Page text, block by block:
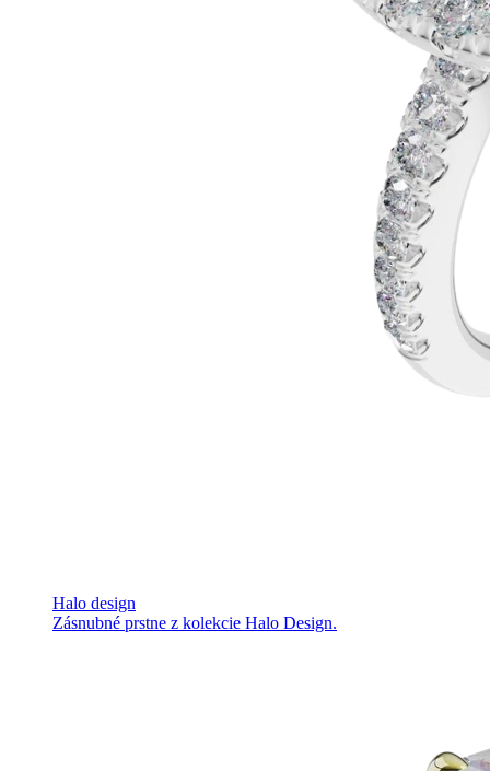
Halo design
Zásnubné prstne z kolekcie Halo Design.